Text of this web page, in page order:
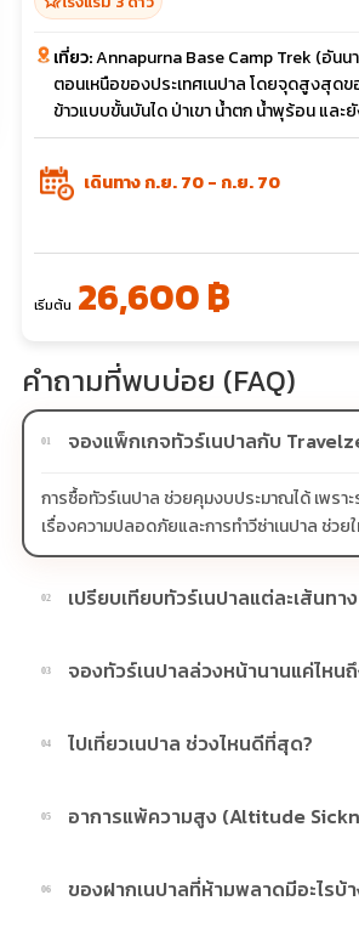
เที่ยว:Annapurna Base Camp Trek (อันน
ตอนเหนือของประเทศเนปาล โดยจุดสูงสุดข
ข้าวแบบขั้นบันได ป่าเขา น้ำตก น้ำพุร้อน แล
เดินทาง ก.ย. 70 - ก.ย. 70
เริ่มต้น 26,600 ฿
คำถามที่พบบ่อย (FAQ)
01 จองแพ็กเกจทัวร์เนปาลกับ
การซื้อทัวร์เนปาล ช่วยคุมงบประมาณได้ เพร
เรื่องความปลอดภัยและการทำวีซ่าเนปาล ช่ว
02 เปรียบเทียบทัวร์เนปาลแต่ละเส้นท
เส้นทางยอดนิยมคือ กาฐมาณฑุ-นากาก๊อต-โพ
สำหรับคนที่มีเวลา 5-6 วัน และต้องการความสะ
03 จองทัวร์เนปาลล่วงหน้านานแค่ไหน
แนะนำให้จองล่วงหน้าอย่างน้อย 3-4 เดือน โด
04 ไปเที่ยวเนปาล ช่วงไหนดีที่สุด?
ช่วงที่สวยที่สุดคือ ตุลาคม - พฤศจิกายน ท้อง
หนาวจัดจนเกินไปและไม่มีฝน
05 อาการแพ้ความสูง (Altitude
สำหรับทัวร์เส้นทางปกติโอกาสเกิดน้อยมาก
เมตร แนะนำให้ปรึกษาแพทย์เพื่อเตรียมยา
06 ของฝากเนปาลที่ห้ามพลาดมีอะไรบ้